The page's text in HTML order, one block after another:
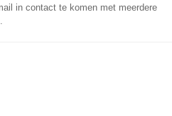
in contact te komen met meerdere